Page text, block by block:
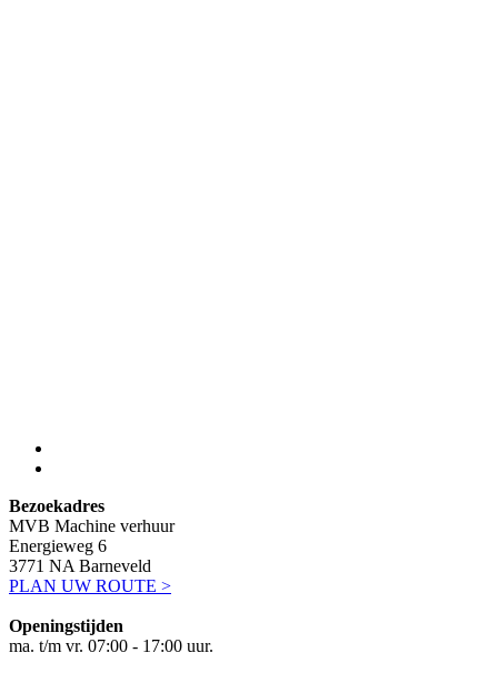
Bezoekadres
MVB Machine verhuur
Energieweg 6
3771 NA Barneveld
PLAN UW ROUTE >
Openingstijden
ma. t/m vr. 07:00 - 17:00 uur.